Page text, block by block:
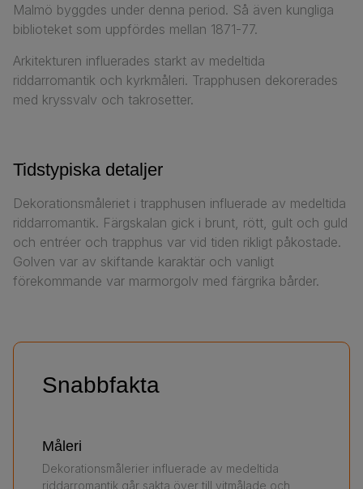
Malmö byggdes under denna period. Så även kungliga
biblioteket som uppfördes mellan 1871-77.
Arkitekturen influerades starkt av medeltida
riddarromantik och kyrkmåleri. Trapphusen dekorerades
med kryssvalv och takrosetter.
Tidstypiska detaljer
Dekorationsmåleriet i trapphusen influerade av medeltida
riddarromantik. Färgskalan gick i brunt, rött, gult och guld
och entréer och trapphus var vid tiden rikligt påkostade.
Golven var av skiftande karaktär och vanligt
förekommande var marmorgolv med färgrika bårder.
Snabbfakta
Måleri
Dekorationsmålerier influerade av medeltida
riddarromantik går sakta över till vitmålade och